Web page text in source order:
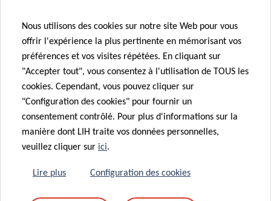
TOUTES LES ACTUALITÉS
newsletter du LIH
Nous utilisons des cookies sur notre site Web pour vous
offrir l'expérience la plus pertinente en mémorisant vos
préférences et vos visites répétées. En cliquant sur
"Accepter tout", vous consentez à l'utilisation de TOUS les
cookies. Cependant, vous pouvez cliquer sur
"Configuration des cookies" pour fournir un
consentement contrôlé. Pour plus d'informations sur la
manière dont LIH traite vos données personnelles,
veuillez cliquer sur ici.
Lire plus Configuration des cookies